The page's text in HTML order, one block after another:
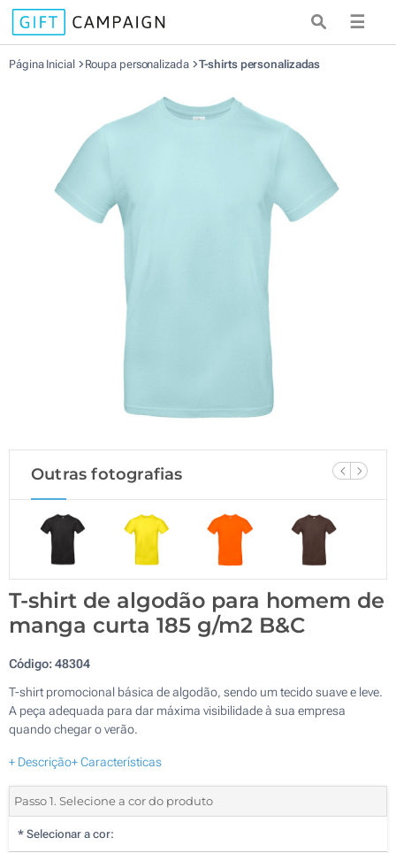
☰
Página Inicial Roupa personalizada T-shirts personalizadas
Outras fotografias
T-shirt de algodão para homem de
manga curta 185 g/m2 B&C
Código:48304
T-shirt promocional básica de algodão, sendo um tecido suave e leve.
A peça adequada para dar máxima visibilidade à sua empresa
quando chegar o verão.
+ Descrição+ Características
Passo 1. Selecione a cor do produto
* Selecionar a cor: